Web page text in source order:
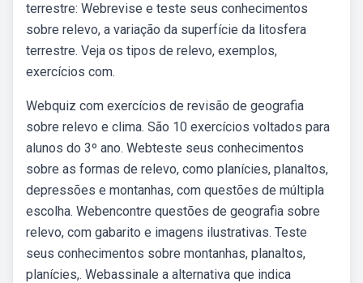
terrestre: Webrevise e teste seus conhecimentos
sobre relevo, a variação da superfície da litosfera
terrestre. Veja os tipos de relevo, exemplos,
exercícios com.
Webquiz com exercícios de revisão de geografia
sobre relevo e clima. São 10 exercícios voltados para
alunos do 3º ano. Webteste seus conhecimentos
sobre as formas de relevo, como planícies, planaltos,
depressões e montanhas, com questões de múltipla
escolha. Webencontre questões de geografia sobre
relevo, com gabarito e imagens ilustrativas. Teste
seus conhecimentos sobre montanhas, planaltos,
planícies,. Webassinale a alternativa que indica